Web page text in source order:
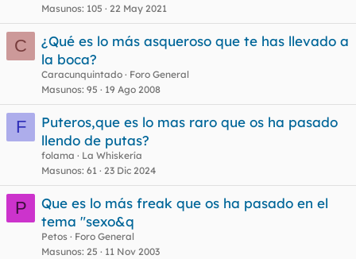
Masunos 105 22 May 2021
C
¿Qué es lo más asqueroso que te has llevado a
la boca?
Caracunquintado
Foro General
Masunos 95 19 Ago 2008
F
Puteros,que es lo mas raro que os ha pasado
llendo de putas?
folama
La Whiskería
Masunos 61 23 Dic 2024
P
Que es lo más freak que os ha pasado en el
tema "sexo&q
Petos
Foro General
Masunos 25 11 Nov 2003